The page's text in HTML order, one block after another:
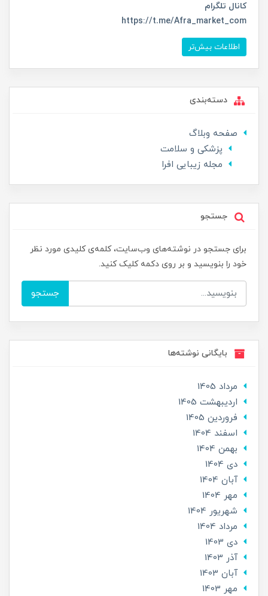
کانال تلگرام
https://t.me/Afra_market_com
اطلاعات بیش‌تر
دسته‌بندی
صفحه وبلاگ
پزشکی و سلامت
مجله زیبایی افرا
جستجو
برای جستجو در نوشته‌های وب‌سایت، کلمه‌ی کلیدی مورد نظر
خود را بنویسید و بر روی دکمه کلیک کنید.
جستجو
بایگانی نوشته‌ها
مرداد 1405
ارديبهشت 1405
فروردین 1405
اسفند 1404
بهمن 1404
دی 1404
آبان 1404
مهر 1404
شهریور 1404
مرداد 1404
دی 1403
آذر 1403
آبان 1403
مهر 1403